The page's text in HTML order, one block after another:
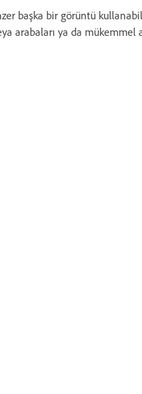
başka bir görüntü
arabaları ya da